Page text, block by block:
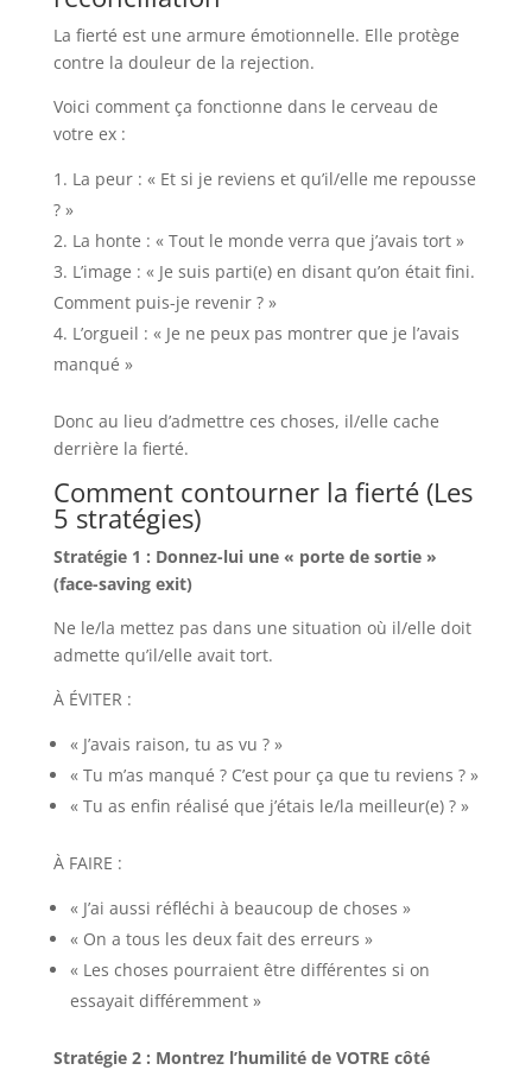
La fierté est une armure émotionnelle. Elle protège
contre la douleur de la rejection.
Voici comment ça fonctionne dans le cerveau de
votre ex :
La peur : « Et si je reviens et qu’il/elle me repousse
? »
La honte : « Tout le monde verra que j’avais tort »
L’image : « Je suis parti(e) en disant qu’on était fini.
Comment puis-je revenir ? »
L’orgueil : « Je ne peux pas montrer que je l’avais
manqué »
Donc au lieu d’admettre ces choses, il/elle cache
derrière la fierté.
Comment contourner la fierté (Les
5 stratégies)
Stratégie 1 : Donnez-lui une « porte de sortie »
(face-saving exit)
Ne le/la mettez pas dans une situation où il/elle doit
admette qu’il/elle avait tort.
À ÉVITER :
« J’avais raison, tu as vu ? »
« Tu m’as manqué ? C’est pour ça que tu reviens ? »
« Tu as enfin réalisé que j’étais le/la meilleur(e) ? »
À FAIRE :
« J’ai aussi réfléchi à beaucoup de choses »
« On a tous les deux fait des erreurs »
« Les choses pourraient être différentes si on
essayait différemment »
Stratégie 2 : Montrez l’humilité de VOTRE côté